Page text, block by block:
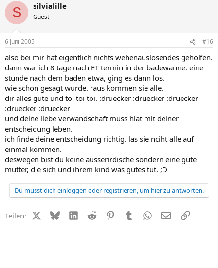
S silvialille
Guest
6 Juni 2005 #16
also bei mir hat eigentlich nichts wehenauslösendes geholfen.
dann war ich 8 tage nach ET termin in der badewanne. eine
stunde nach dem baden etwa, ging es dann los.
wie schon gesagt wurde. raus kommen sie alle.
dir alles gute und toi toi toi. :druecker :druecker :druecker
:druecker :druecker
und deine liebe verwandschaft muss hlat mit deiner
entscheidung leben.
ich finde deine entscheidung richtig. las sie nciht alle auf
einmal kommen.
deswegen bist du keine ausserirdische sondern eine gute
mutter, die sich und ihrem kind was gutes tut. ;D
Du musst dich einloggen oder registrieren, um hier zu antworten.
Teilen: X (Twitter)
BlueskyLinkedIn
Reddit PinterestTumblr WhatsApp
E-MailLink